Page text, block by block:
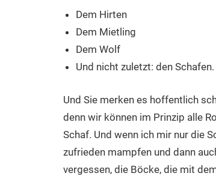
Dem Hirten
Dem Mietling
Dem Wolf
Und nicht zuletzt: den Schafen.
Und Sie merken es hoffentlich
denn wir können im Prinzip alle
Schaf. Und wenn ich mir nur die
zufrieden mampfen und dann
vergessen, die Böcke, die mit